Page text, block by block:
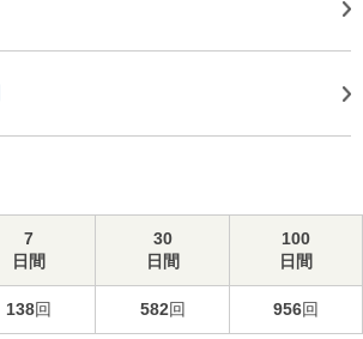
7
日間
30
日間
100
日間
138回 582回 956回